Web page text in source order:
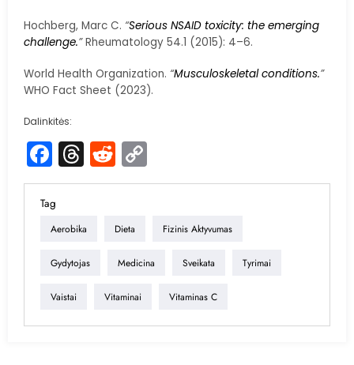
Hochberg, Marc C. “Serious NSAID toxicity: the emerging
challenge.”Rheumatology 54.1 (2015): 4–6.
World Health Organization. “Musculoskeletal conditions.”
WHO Fact Sheet (2023).
Dalinkitės:
Facebook
Threads
Reddit
Link
Tag
Aerobika Dieta Fizinis Aktyvumas
Gydytojas Medicina Sveikata Tyrimai
Vaistai Vitaminai Vitaminas C